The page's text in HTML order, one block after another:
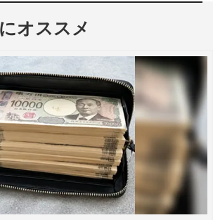
CM楽曲を実際に歌唱するアーティ
の協力のほか、CM出演者で一寸法師
るアイコルツを抜擢。オリジナルCM
ないスペシャルな３名が熱唱する。
語』
オススメ